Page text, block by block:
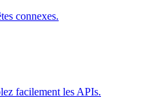
connexes.
facilement les APIs.